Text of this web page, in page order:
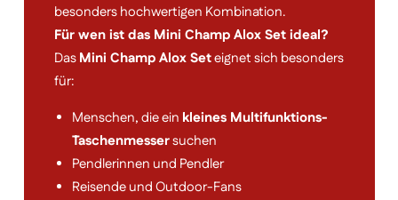
besonders hochwertigen Kombination.
Für wen ist das Mini Champ Alox Set ideal?
DasMini Champ Alox Seteignet sich besonders
für:
Menschen, die ein kleines Multifunktions-
Taschenmessersuchen
Pendlerinnen und Pendler
Reisende und Outdoor-Fans